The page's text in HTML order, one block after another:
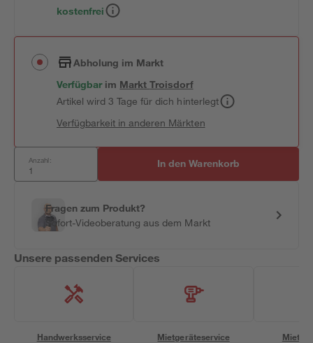
kostenfrei
Abholung im Markt
Verfügbar im MarktTroisdorf
Artikel wird 3 Tage für dich hinterlegt
Verfügbarkeit in anderen Märkten
Anzahl: In den Warenkorb
Fragen zum Produkt?
Sofort-Videoberatung aus dem Markt
Unsere passenden Services
Handwerksservice Mietgeräteservice